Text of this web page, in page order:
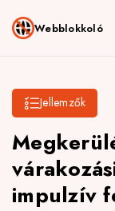
Webblokkoló
Jellemzők
impulzív